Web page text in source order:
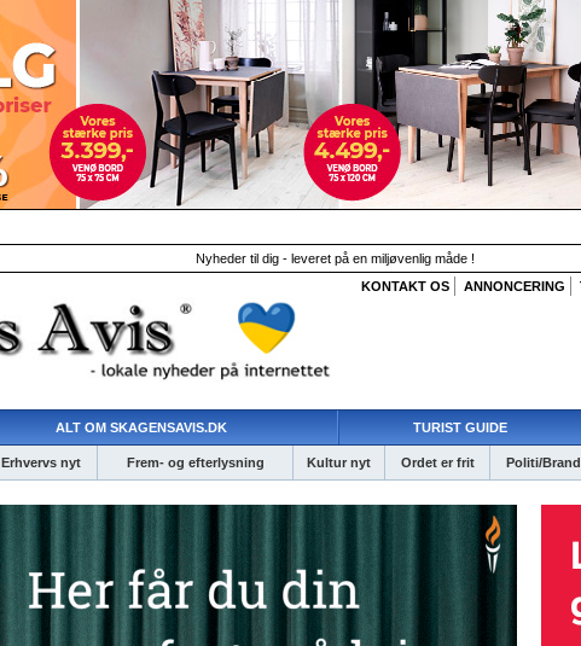
Nyheder til dig - leveret på en miljøvenlig måde !
KONTAKT OS
ANNONCERING
ALT OM SKAGENSAVIS.DK TURIST GUIDE
Erhvervs nyt Frem- og efterlysning Kultur nyt Ordet er frit Politi/Brand